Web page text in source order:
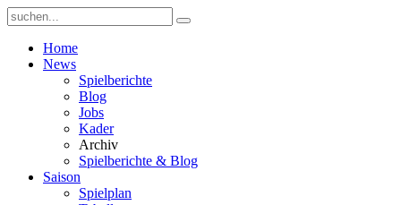
Home
News
Spielberichte
Blog
Jobs
Kader
Archiv
Spielberichte & Blog
Saison
Spielplan